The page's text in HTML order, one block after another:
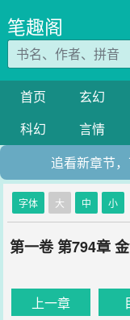
笔趣阁
首页 玄幻
科幻
言情
追看新章节
字体 大 中 小
第一卷 第794章
上一章